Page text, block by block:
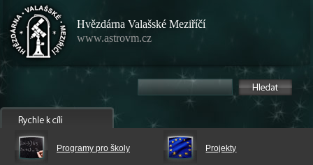
Hvězdárna Valašské Meziříčí
www.astrovm.cz
Programy pro školy Projekty